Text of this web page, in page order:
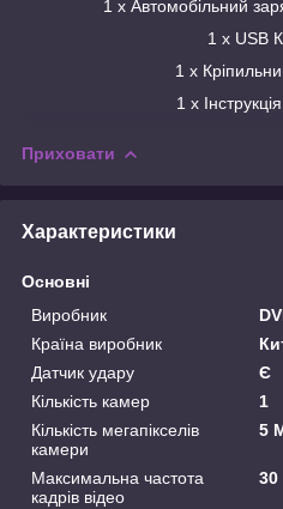
1 х Автомобільний
1 x USB
1 x
1 x
Приховати
Характеристики
Основні
Виробник
Країна виробник
Датчик удару
Є
Кількість камер
1
Кількість мегапікселів
камери
5
Максимальна частота
кадрів відео
30